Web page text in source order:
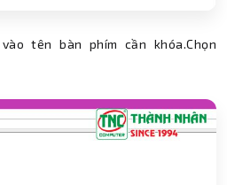
tên bàn phím cần khóa.Chọn